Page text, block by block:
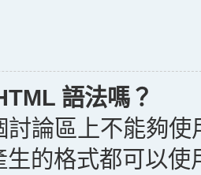
語法嗎？
討論區上不能夠
生的格式都可以